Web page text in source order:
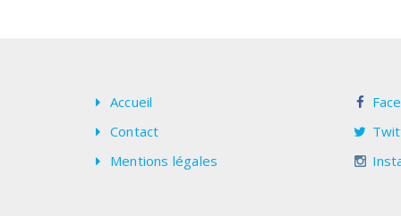
Accueil
Contact
Mentions légales